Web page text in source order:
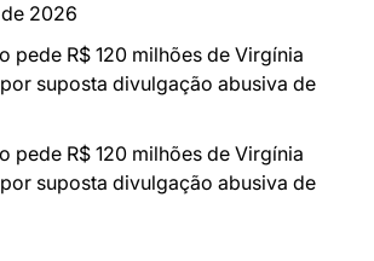
2026
pede R$ 120 milhões de Virgínia
suposta divulgação abusiva de
pede R$ 120 milhões de Virgínia
suposta divulgação abusiva de